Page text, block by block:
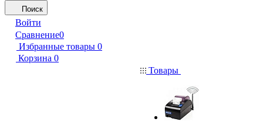
Поиск
Войти
Сравнение0
Избранные товары 0
Корзина 0
Товары